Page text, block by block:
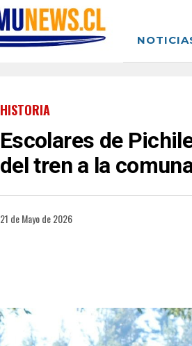
HISTORIA
Escolares de
del tren a la
21 de Mayo de 2026